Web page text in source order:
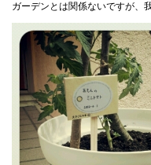
ガーデンとは関係ないですが、